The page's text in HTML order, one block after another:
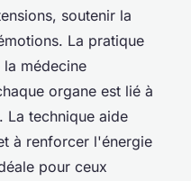
soutenir la
La pratique
médecine
organe est lié à
La technique aide
à renforcer l'énergie
pour ceux